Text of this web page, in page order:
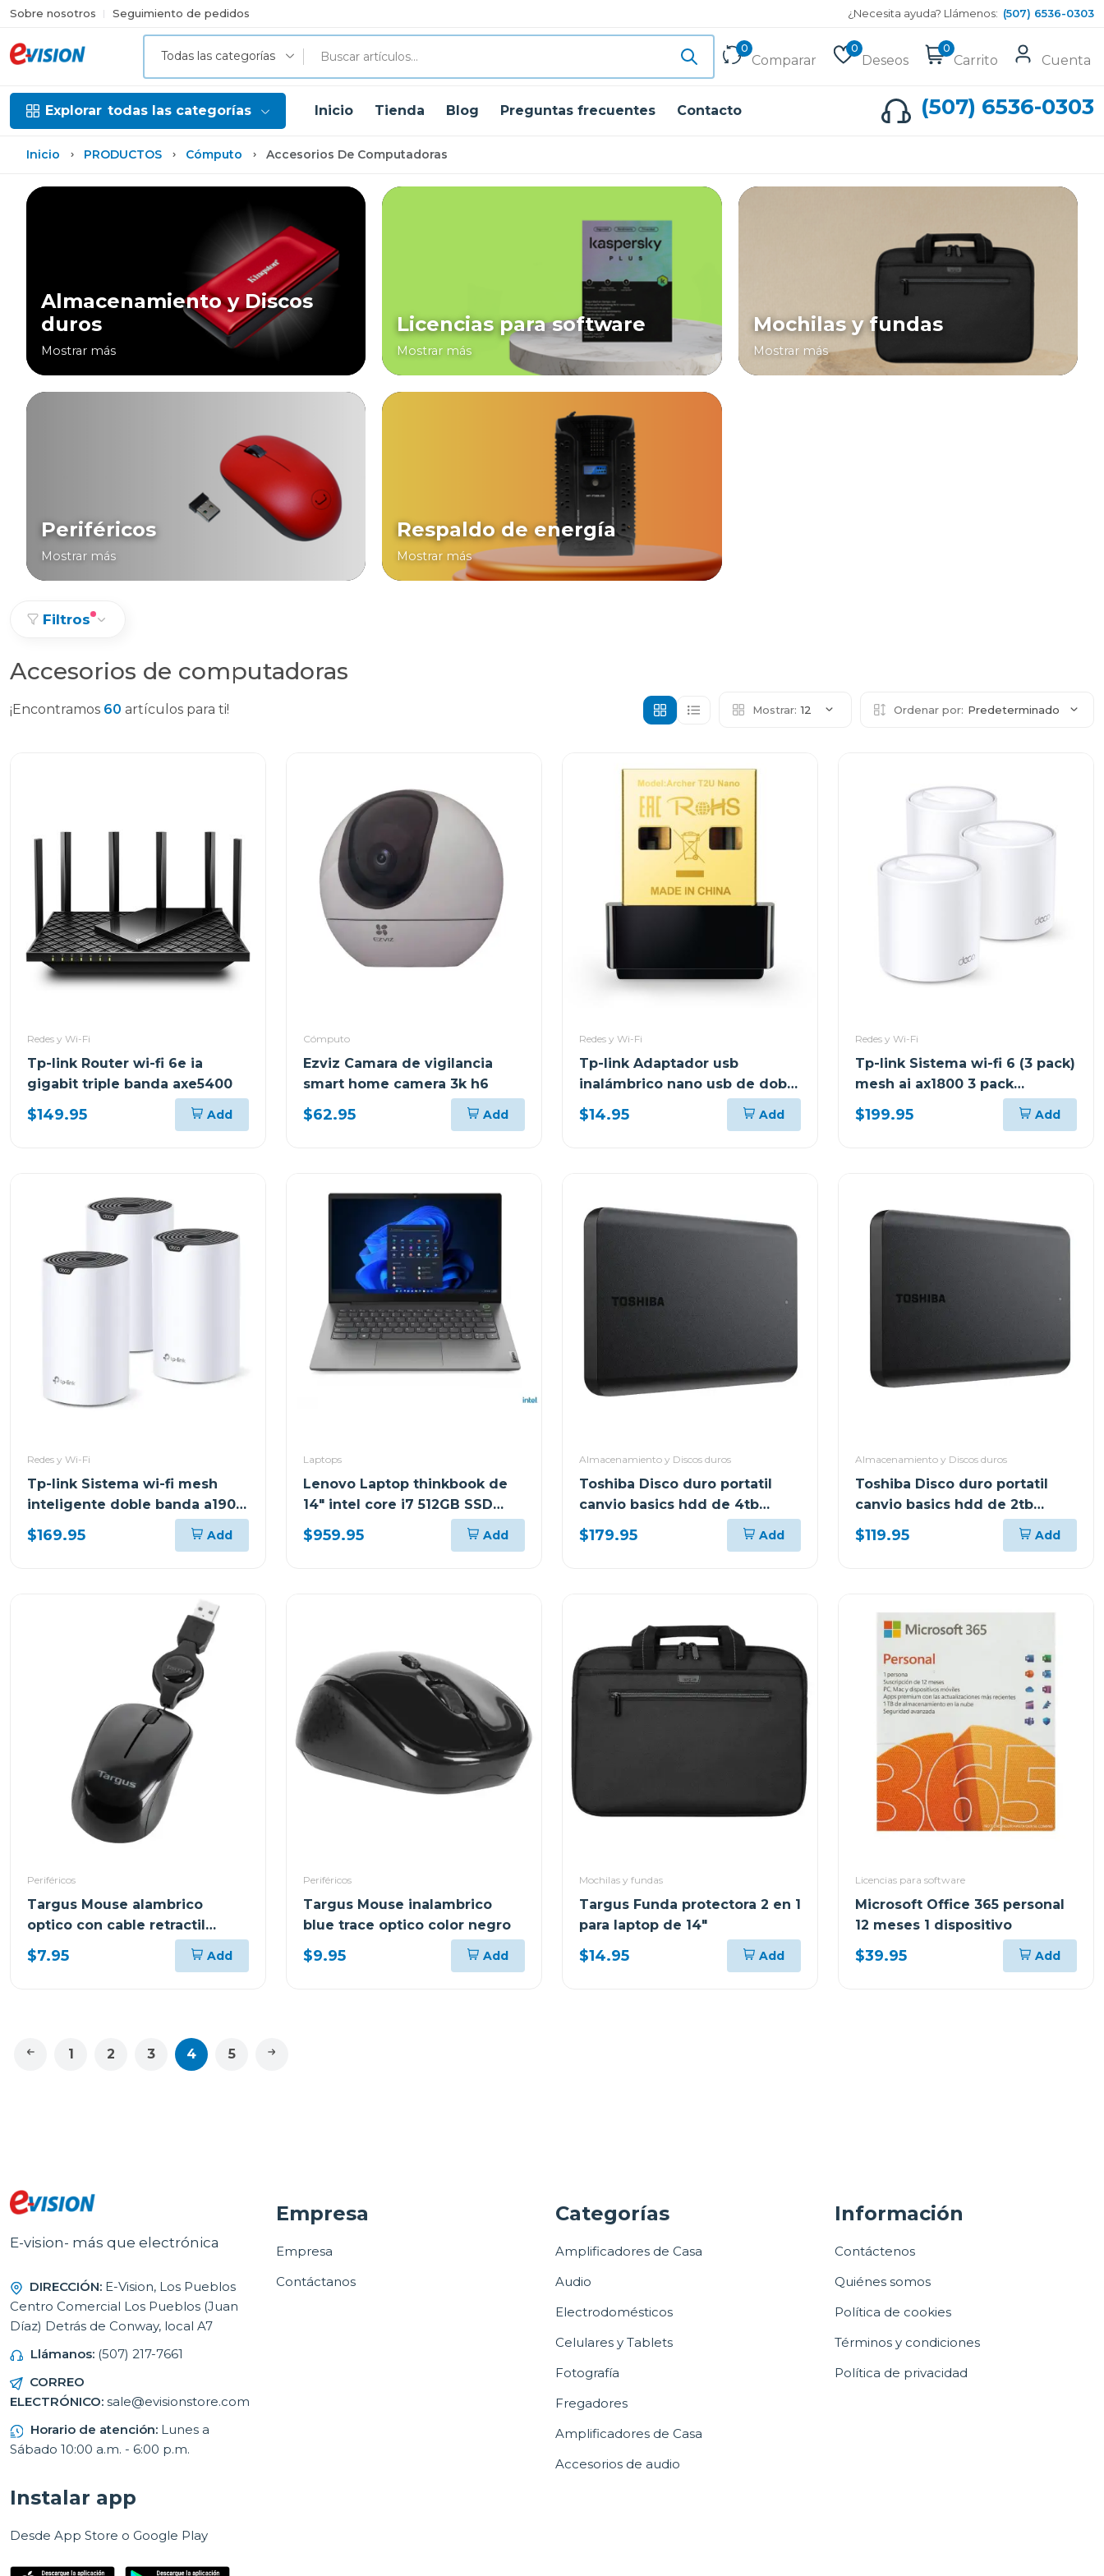
Sobre nosotros Seguimiento de pedidos ¿Necesita ayuda? Llámenos: (507) 6536-0303
Todas las categorías
0
Comparar
0
Deseos
0
Carrito Cuenta
Explorar todas las categorías Inicio Tienda Blog Preguntas frecuentes Contacto (507) 6536-0303
Inicio PRODUCTOS Cómputo Accesorios De Computadoras
Almacenamiento y Discos
duros
Mostrar más
Licencias para software
Mostrar más
Mochilas y fundas
Mostrar más
Periféricos
Mostrar más
Respaldo de energía
Mostrar más
Filtros
Accesorios de computadoras
¡Encontramos 60 artículos para ti! Mostrar: 12 Ordenar por: Predeterminado
Redes y Wi-Fi
Tp-link Router wi-fi 6e ia
gigabit triple banda axe5400
$149.95 Add
Cómputo
Ezviz Camara de vigilancia
smart home camera 3k h6
$62.95 Add
Redes y Wi-Fi
Tp-link Adaptador usb
inalámbrico nano usb de doble
banda ac600 t2u nano
$14.95 Add
Redes y Wi-Fi
Tp-link Sistema wi-fi 6 (3 pack)
mesh ai ax1800 3 pack
decox20
$199.95 Add
Redes y Wi-Fi
Tp-link Sistema wi-fi mesh
inteligente doble banda a1900
3 pack
$169.95 Add
Laptops
Lenovo Laptop thinkbook de
14" intel core i7 512GB SSD
21DH00M8GJ
$959.95 Add
Almacenamiento y Discos duros
Toshiba Disco duro portatil
canvio basics hdd de 4tb
hdtb540xk
$179.95 Add
Almacenamiento y Discos duros
Toshiba Disco duro portatil
canvio basics hdd de 2tb
hdtb520xk
$119.95 Add
Periféricos
Targus Mouse alambrico
optico con cable retractil
amu75
$7.95 Add
Periféricos
Targus Mouse inalambrico
blue trace optico color negro
$9.95 Add
Mochilas y fundas
Targus Funda protectora 2 en 1
para laptop de 14"
$14.95 Add
Licencias para software
Microsoft Office 365 personal
12 meses 1 dispositivo
$39.95 Add
1 2 3 4 5
E-vision- más que electrónica
DIRECCIÓN: E-Vision, Los Pueblos
Centro Comercial Los Pueblos (Juan
Díaz) Detrás de Conway, local A7
Llámanos: (507) 217-7661
CORREO
ELECTRÓNICO: sale@evisionstore.com
Horario de atención: Lunes a
Sábado 10:00 a.m. - 6:00 p.m.
Empresa
Empresa
Contáctanos
Categorías
Amplificadores de Casa
Audio
Electrodomésticos
Celulares y Tablets
Fotografía
Fregadores
Amplificadores de Casa
Accesorios de audio
Información
Contáctenos
Quiénes somos
Política de cookies
Términos y condiciones
Política de privacidad
Instalar app
Desde App Store o Google Play